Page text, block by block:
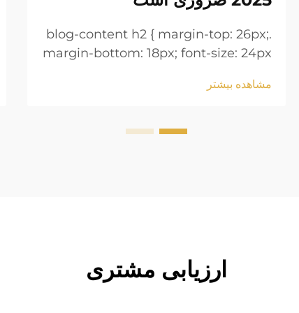
.blog-content h2 { margin-top: 26px;
margin-bottom: 18px; font-size: 24px
height: normal; } .blog-content h3 {
18px; font-size: 20px !important;
مشاهده بیشتر
ارزیابی مشتری